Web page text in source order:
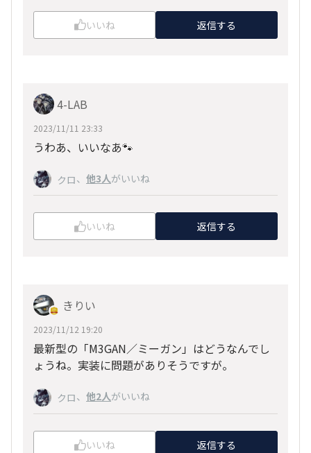
いいね 返信する
4-LAB
2023/11/11 23:33
うわあ、いいなあ🐾
クロ、 他3人がいいね
いいね 返信する
きりい
2023/11/12 19:20
最新型の「M3GAN／ミーガン」はどうなんでし
ょうね。実装に問題がありそうですが。
クロ、 他2人がいいね
いいね 返信する